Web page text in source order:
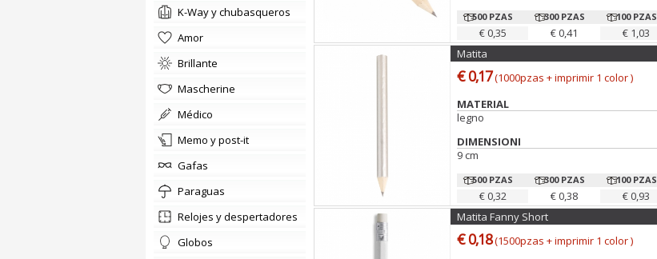
K-Way y chubasqueros
amor
brillante
Mascherine
médico
memo y post-it
gafas
paraguas
relojes y despertadores
globos
500 PZAS
€ 0,35
300 PZAS
€ 0,41
100 PZAS
€ 1,03
Matita
€ 0,17(1000pzas + imprimir 1 color )
MATERIAL
legno
DIMENSIONI
9 cm
500 PZAS
€ 0,32
300 PZAS
€ 0,38
100 PZAS
€ 0,93
Matita Fanny Short
€ 0,18(1500pzas + imprimir 1 color )